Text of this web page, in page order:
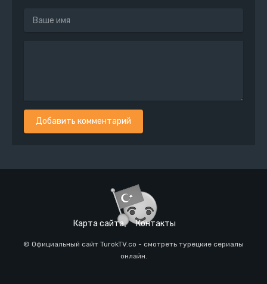
Добавить комментарий
Карта сайта Контакты
© Официальный сайт TurokTV.co - смотреть турецкие сериалы
онлайн.